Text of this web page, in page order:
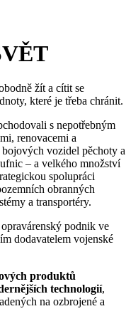
žít a cítit se
které je třeba chránit.
s nepotřebným
renovacemi a
vozidel pěchoty a
– a velkého množství
spolupráci
obranných
a transportéry.
podnik ve
dodavatelem vojenské
produktů
technologií,
na ozbrojené a